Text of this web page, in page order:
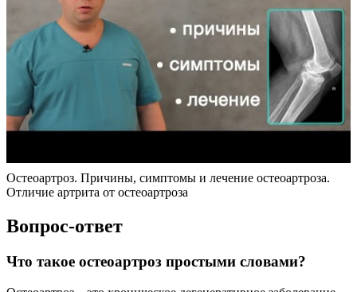
Остеоартроз. Причины, симптомы и лечение остеоартроза.
Отличие артрита от остеоартроза
Вопрос-ответ
Что такое остеоартроз простыми словами?